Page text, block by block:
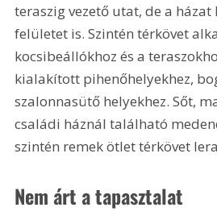
teraszig vezető utat, de a
felületet is. Szintén térkövet
kocsibeállókhoz és a
kialakított pihenőhelyekhez,
szalonnasütő helyekhez. Sőt,
családi háznál található
szintén remek ötlet térkövet
Nem árt a tapasztalat